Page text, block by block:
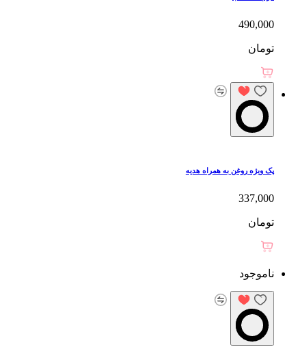
490,000
تومان
پک ویژه روغن به همراه هدیه
337,000
تومان
ناموجود